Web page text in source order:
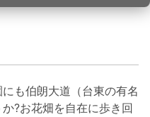
も伯朗大道（台東の有名
?お花畑を自在に歩き回
關閉